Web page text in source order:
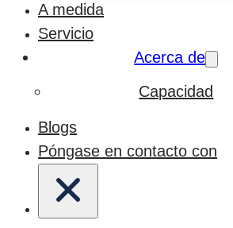
A medida
Servicio
Acerca de
Capacidad
Blogs
Póngase en contacto con